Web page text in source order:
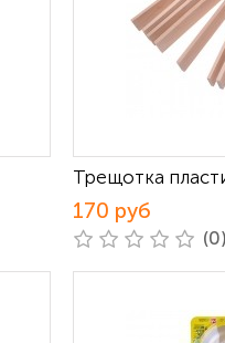
Трещотка
170 руб